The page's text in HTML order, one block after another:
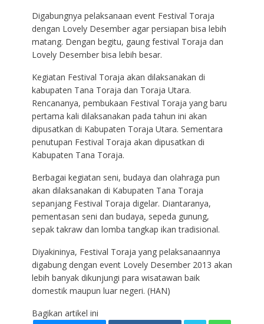
Digabungnya pelaksanaan event Festival Toraja
dengan Lovely Desember agar persiapan bisa lebih
matang. Dengan begitu, gaung festival Toraja dan
Lovely Desember bisa lebih besar.
Kegiatan Festival Toraja akan dilaksanakan di
kabupaten Tana Toraja dan Toraja Utara.
Rencananya, pembukaan Festival Toraja yang baru
pertama kali dilaksanakan pada tahun ini akan
dipusatkan di Kabupaten Toraja Utara. Sementara
penutupan Festival Toraja akan dipusatkan di
Kabupaten Tana Toraja.
Berbagai kegiatan seni, budaya dan olahraga pun
akan dilaksanakan di Kabupaten Tana Toraja
sepanjang Festival Toraja digelar. Diantaranya,
pementasan seni dan budaya, sepeda gunung,
sepak takraw dan lomba tangkap ikan tradisional.
Diyakininya, Festival Toraja yang pelaksanaannya
digabung dengan event Lovely Desember 2013 akan
lebih banyak dikunjungi para wisatawan baik
domestik maupun luar negeri. (HAN)
Bagikan artikel ini